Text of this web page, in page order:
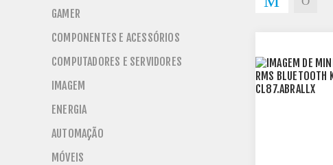
GAMER
COMPONENTES E ACESSÓRIOS
COMPUTADORES E SERVIDORES
IMAGEM
ENERGIA
AUTOMAÇÃO
MÓVEIS